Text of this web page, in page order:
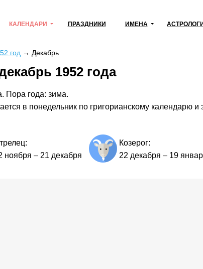
КАЛЕНДАРИ ПРАЗДНИКИ ИМЕНА
год → Декабрь
1952 года
Пора года: зима.
в понедельник по григорианскому календарю и
ноября – 21 декабря
Козерог:
22 декабря – 19